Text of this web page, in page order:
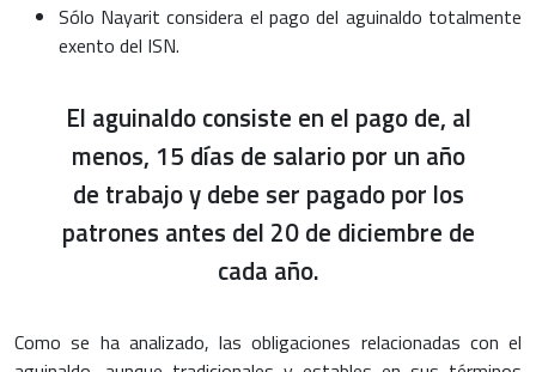
Sólo Nayarit considera el pago del aguinaldo totalmente
exento del ISN.
El aguinaldo consiste en el pago de, al
menos, 15 días de salario por un año
de trabajo y debe ser pagado por los
patrones antes del 20 de diciembre de
cada año.
Como se ha analizado, las obligaciones relacionadas con el